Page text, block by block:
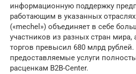
информационную поддержку
работающим в указанных
(«mechel») объединяет в себе
участников из разных стран
торгов превысил 680 млрд
предоставляемые услуги
расценкам B2B-Center.